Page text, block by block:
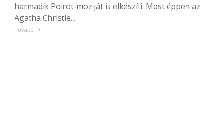
harmadik Poirot-moziját is elkészíti. Most éppen az
Agatha Christie...
Tovább